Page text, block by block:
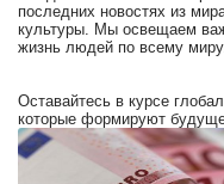
последних новостях из
культуры. Мы освещаем
жизнь людей по всему
Оставайтесь в курсе
которые формируют